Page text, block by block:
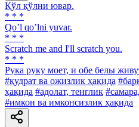
Қўл қўлни ювар.
* * *
Qoʼl qoʼlni yuvar.
* * *
Scratch me and I'll scratch you.
* * *
Рука руку моет, и обе белы
#қудрат ва ожизлик ҳақида
ҳақида #адолат, тенглик
#имкон ва имконсизлик ҳақида